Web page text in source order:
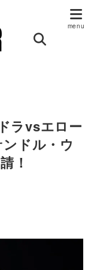
ラvsエロー
ドル・ウ
！